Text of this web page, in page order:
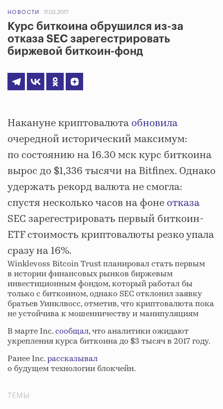
НОВОСТИ 11.03.2017
Курс биткоина обрушился из-за
отказа SEC зарегестрировать
биржевой биткоин-фонд
Накануне криптовалюта обновила
очередной исторический максимум:
по состоянию на 16.30 мск курс биткоина
вырос до $1,336 тысячи на Bitfinex. Однако
удержать рекорд валюта не смогла:
спустя несколько часов на фоне отказа
SEC зарегестрировать первый биткоин-
ETF стоимость криптовалюты резко упала
сразу на 16%.
Winklevoss Bitcoin Trust планировал стать первым
в истории финансовых рынков биржевым
инвестиционным фондом, который работал бы
только с биткоином, однако SEC отклонил заявку
братьев Уинклвосс, отметив, что криптовалюта пока
не устойчива к мошенничеству и манипуляциям
В марте Inc.сообщал, что аналитики ожидают
укрепления курса биткоина до $3 тысяч в 2017 году.
Ранее Inc.рассказывал
о будущем технологии блокчейн.
ТЕМЫ